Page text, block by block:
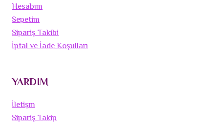
Hesabım
Sepetim
Sipariş Takibi
İptal ve İade Koşulları
YARDIM
İletişm
Sipariş Takip